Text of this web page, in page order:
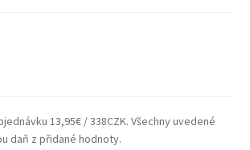
13,95€ / 338CZK. Všechny uvedené
daň z přidané hodnoty.